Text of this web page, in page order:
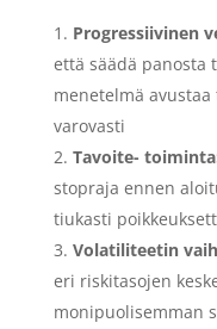
Progressiivinen
että säädä panosta
menetelmä
varovasti
Tavoite-
stopraja ennen
tiukasti
Volatiliteetin
eri riskitasojen
monipuolisemman